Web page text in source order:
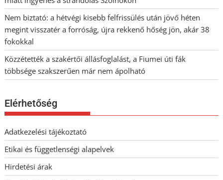
Nem biztató: a hétvégi kisebb felfrissülés után jövő héten
megint visszatér a forróság, újra rekkenő hőség jön, akár 38
fokokkal
Közzétették a szakértői állásfoglalást, a Fiumei úti fák
többsége szakszerűen már nem ápolható
Elérhetőség
Adatkezelési tájékoztató
Etikai és függetlenségi alapelvek
Hirdetési árak